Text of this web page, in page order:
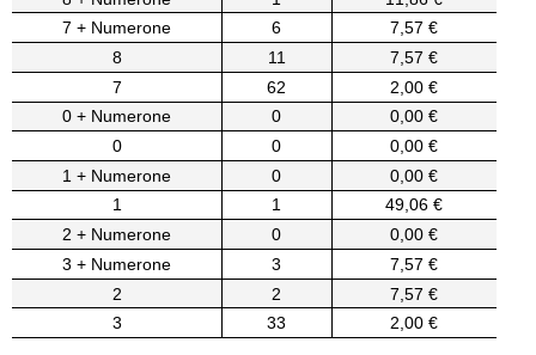
7 + Numerone
6
7,57 €
8
11
7,57 €
7
62
2,00 €
0 + Numerone
0
0,00 €
0
0
0,00 €
1 + Numerone
0
0,00 €
1
1
49,06 €
2 + Numerone
0
0,00 €
3 + Numerone
3
7,57 €
2
2
7,57 €
3
33 2,00 €